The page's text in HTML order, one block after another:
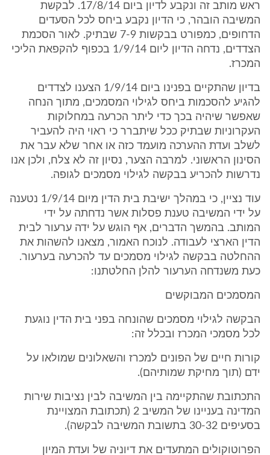
ראש מותב זה ונקבע לדיון ביום 17/8/14. לבקשת
המשיבה הובהר, כי הדיון נקבע ביחס לכל הסעדים
הדחופים, כמפורט בבקשות 7-9 שבתיק. לאור הסכמת
הצדדים, נדחה הדיון ליום 1/9/14 בכפוף להקפאת הליכי
המכרז.
בדיון שהתקיים בפנינו ביום 1/9/14 הצענו לצדדים
להגיע להסכמות ביחס לגילוי המסמכים, מתוך הנחה
שאפשר שיהיה בכך כדי ליתר הכרעה במחלוקות
העקרוניות שבתיק ככל שיתברר כי ראוי היה להעביר
לשלב ועדת ההערכה מועמד כזה או אחר שלא עבר את
הסינון הראשוני. למרבה הצער, נסיון זה לא צלח, ולכן אנו
נדרשות להכריע בבקשה לגילוי מסמכים לגופה.
עוד נציין, כי במהלך ישיבת בית הדין מיום 1/9/14 נטענה
על ידי המשיבה טענת פסלות אשר נדחתה על ידי
המותב. בהמשך הדברים, אף הוגש על ידה ערעור לבית
הדין הארצי לעבודה. לנוכח האמור, מצאנו להשהות את
ההחלטה בבקשה לגילוי מסמכים עד להכרעה בערעור.
כעת משנדחה הערעור להלן החלטתנו:
המסמכים המבוקשים
הבקשה לגילוי מסמכים שהונחה בפני בית הדין נוגעת
לכל מסמכי המכרז ובכלל זה:
קורות חיים של הפונים למכרז והשאלונים שמולאו על
ידם (תוך מחיקת שמותיהם).
התכתובת שהתקיימה בין המשיבה לבין נציבות שירות
המדינה בעניינו של המשיב 2 (תכתובת המצויינת
בסעיפים 30-32 בתשובת המשיבה לבקשה).
הפרוטוקולים המתעדים את דיוניה של ועדת המיון